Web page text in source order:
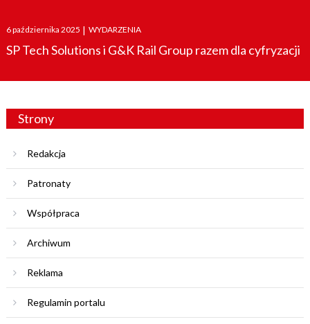
Posted
on
6 października 2025 | WYDARZENIA
SP Tech Solutions i G&K Rail Group razem dla cyfryzacji
Strony
Redakcja
Patronaty
Współpraca
Archiwum
Reklama
Regulamin portalu